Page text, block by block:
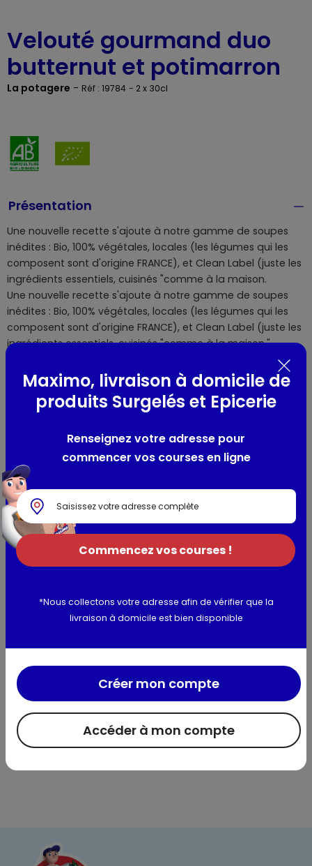
Velouté gourmand duo
butternut et potimarron
La potagere - Réf : 19784 - 2 x 30cl
Présentation
Une nouvelle recette s'ajoute à notre gamme de soupes
inédites : Bio, 100% végétales, locales (les légumes qui les
composent sont d'origine FRANCE), et Clean Label (juste les
ingrédients essentiels, cuisinés "comme à la maison.
Une nouvelle recette s'ajoute à notre gamme de soupes
inédites : Bio, 100% végétales, locales (les légumes qui les
composent sont d'origine FRANCE), et Clean Label (juste les
ingrédients essentiels, cuisinés "comme à la maison."
Notre recette est sans conservateur conformément à la
règlementation, ni additif
Utilisation et conservation
Composition / Ingrédients / Allergènes
Légumes* 60% (courge Butternut* 27%, carottes* 12%,
pommes de terre* 9,6%, oignons* 6%, potimarron* 5,4%),
eau, lait de coco* (extrait de coco*, eau) 3,5%, sel, ail*,
muscade*, cumin*. *issu de l'agriculture biologique
Légumes origine France
Allergènes :.
Valeurs nutritionnelles
Maximo, livraison à domicile de
produits Surgelés et Epicerie
Renseignez votre adresse pour
commencer vos courses en ligne
Commencez vos courses !
*Nous collectons votre adresse afin de vérifier que la
livraison à domicile est bien disponible
Accéder à mon compte
Créer mon compte